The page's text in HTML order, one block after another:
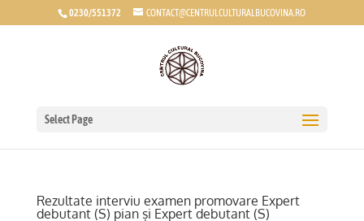
0230/551372 CONTACT@CENTRULCULTURALBUCOVINA.RO
Select Page
Rezultate interviu examen promovare Expert
debutant (S) pian și Expert debutant (S)